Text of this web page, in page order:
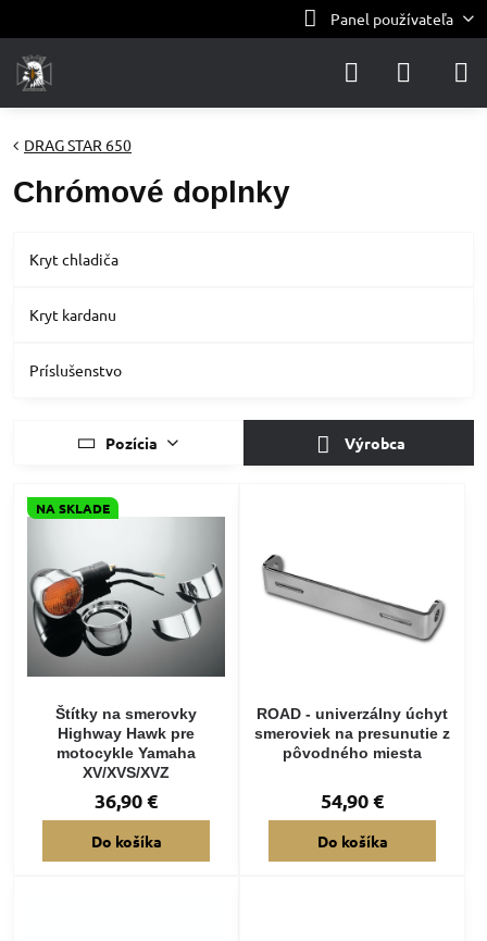
Panel používateľa
DRAG STAR 650
Chrómové doplnky
Kryt chladiča
Kryt kardanu
Príslušenstvo
Pozícia Výrobca
NA SKLADE
Štítky na smerovky
Highway Hawk pre
motocykle Yamaha
XV/XVS/XVZ
36,90 €
Do košíka
ROAD - univerzálny úchyt
smeroviek na presunutie z
pôvodného miesta
54,90 €
Do košíka